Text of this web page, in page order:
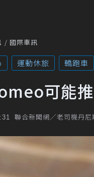
國際車訊
運動休旅 轎跑車
可能
聯合新聞網／老司機丹尼